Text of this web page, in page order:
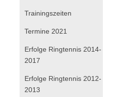
Trainingszeiten
Termine 2021
Erfolge Ringtennis 2014-
2017
Erfolge Ringtennis 2012-
2013